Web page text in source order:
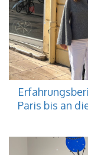
Paris bis an